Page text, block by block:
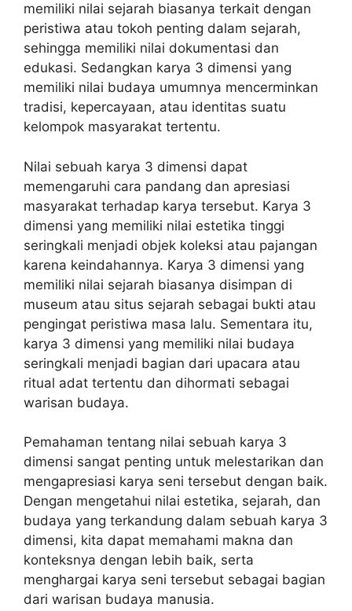
memiliki nilai sejarah biasanya terkait dengan
peristiwa atau tokoh penting dalam sejarah,
sehingga memiliki nilai dokumentasi dan
edukasi. Sedangkan karya 3 dimensi yang
memiliki nilai budaya umumnya mencerminkan
tradisi, kepercayaan, atau identitas suatu
kelompok masyarakat tertentu.
Nilai sebuah karya 3 dimensi dapat
memengaruhi cara pandang dan apresiasi
masyarakat terhadap karya tersebut. Karya 3
dimensi yang memiliki nilai estetika tinggi
seringkali menjadi objek koleksi atau pajangan
karena keindahannya. Karya 3 dimensi yang
memiliki nilai sejarah biasanya disimpan di
museum atau situs sejarah sebagai bukti atau
pengingat peristiwa masa lalu. Sementara itu,
karya 3 dimensi yang memiliki nilai budaya
seringkali menjadi bagian dari upacara atau
ritual adat tertentu dan dihormati sebagai
warisan budaya.
Pemahaman tentang nilai sebuah karya 3
dimensi sangat penting untuk melestarikan dan
mengapresiasi karya seni tersebut dengan baik.
Dengan mengetahui nilai estetika, sejarah, dan
budaya yang terkandung dalam sebuah karya 3
dimensi, kita dapat memahami makna dan
konteksnya dengan lebih baik, serta
menghargai karya seni tersebut sebagai bagian
dari warisan budaya manusia.